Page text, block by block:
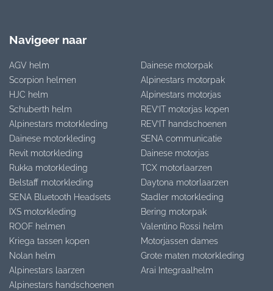
Navigeer naar
AGV helm
Scorpion helmen
HJC helm
Schuberth helm
Alpinestars motorkleding
Dainese motorkleding
Revit motorkleding
Rukka motorkleding
Belstaff motorkleding
SENA Bluetooth Headsets
IXS motorkleding
ROOF helmen
Kriega tassen kopen
Nolan helm
Alpinestars laarzen
Alpinestars handschoenen
Dainese motorpak
Alpinestars motorpak
Alpinestars motorjas
REV’IT motorjas kopen
REV’IT handschoenen
SENA communicatie
Dainese motorjas
TCX motorlaarzen
Daytona motorlaarzen
Stadler motorkleding
Bering motorpak
Valentino Rossi helm
Motorjassen dames
Grote maten motorkleding
Arai Integraalhelm